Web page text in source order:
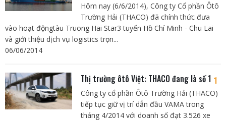
Hôm nay (6/6/2014), Công ty Cổ phần Ôtô
Trường Hải (THACO) đã chính thức đưa
vào hoạt độngtàu Truong Hai Star3 tuyến Hồ Chí Minh - Chu Lai
và giới thiệu dịch vụ logistics trọn...
06/06/2014
Thị trường ôtô Việt: THACO đang là số 1 1
Công ty cổ phần Ôtô Trường Hải (THACO)
tiếp tục giữ vị trí dẫn đầu VAMA trong
tháng 4/2014 với doanh số đạt 3.526 xe